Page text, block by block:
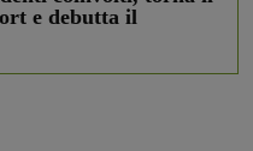
e debutta il